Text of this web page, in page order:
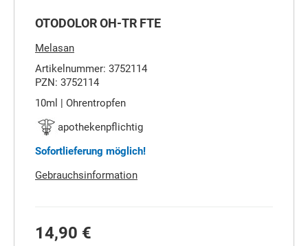
OTODOLOR OH-TR FTE
Melasan
Artikelnummer: 3752114
PZN: 3752114
10ml | Ohrentropfen
apothekenpflichtig
Sofortlieferung möglich!
Gebrauchsinformation
14,90 €